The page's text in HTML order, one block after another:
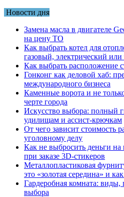
Новости дня
Замена масла в двигателе
на цену ТО
Как выбрать котел для
газовый, электрический
Как выбрать расположение
Гонконг как деловой хаб:
международного бизнеса
Каменные ворота и не
черте города
Искусство выбора: полный
удилищам и ассист-крючкам
От чего зависит стоимость
уголовному делу
Как не выбросить деньги
при заказе 3D-стикеров
Металлопластиковая
это «золотая середина» и
Гардеробная комната:
выбора